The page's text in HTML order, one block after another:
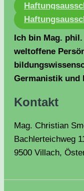
Ich bin Mag.
weltoffene
Germanistik und
Kontakt
Mag. Christian
Bachlerteichweg
9500 Villach,